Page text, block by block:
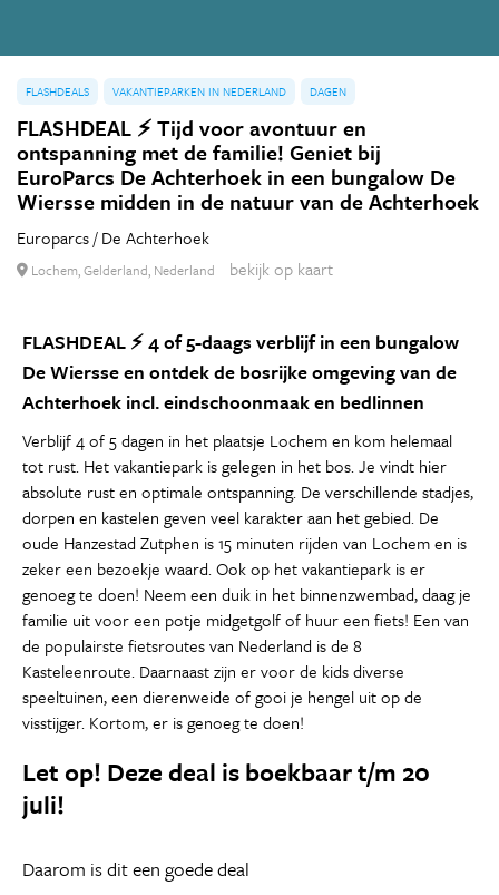
FLASHDEALS VAKANTIEPARKEN IN NEDERLAND DAGEN
FLASHDEAL ⚡ Tijd voor avontuur en
ontspanning met de familie! Geniet bij
EuroParcs De Achterhoek in een bungalow De
Wiersse midden in de natuur van de Achterhoek
Europarcs / De Achterhoek
Lochem, Gelderland, Nederland bekijk op kaart
FLASHDEAL ⚡ 4 of 5-daags verblijf in een bungalow
De Wiersse en ontdek de bosrijke omgeving van de
Achterhoek incl. eindschoonmaak en bedlinnen
Verblijf 4 of 5 dagen in het plaatsje Lochem en kom helemaal
tot rust. Het vakantiepark is gelegen in het bos. Je vindt hier
absolute rust en optimale ontspanning. De verschillende stadjes,
dorpen en kastelen geven veel karakter aan het gebied. De
oude Hanzestad Zutphen is 15 minuten rijden van Lochem en is
zeker een bezoekje waard. Ook op het vakantiepark is er
genoeg te doen! Neem een duik in het binnenzwembad, daag je
familie uit voor een potje midgetgolf of huur een fiets! Een van
de populairste fietsroutes van Nederland is de 8
Kasteleenroute. Daarnaast zijn er voor de kids diverse
speeltuinen, een dierenweide of gooi je hengel uit op de
visstijger. Kortom, er is genoeg te doen!
Let op! Deze deal is boekbaar t/m 20
juli!
Daarom is dit een goede deal